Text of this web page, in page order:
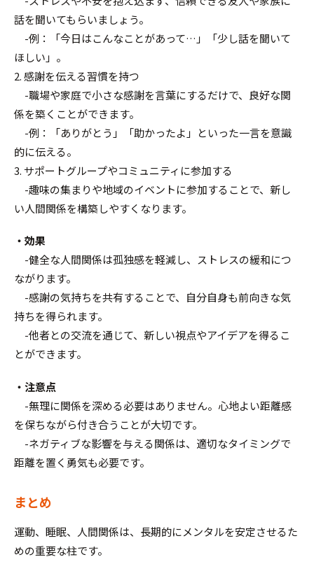
話を聞いてもらいましょう。
-例：「今日はこんなことがあって…」「少し話を聞いて
ほしい」。
2. 感謝を伝える習慣を持つ
-職場や家庭で小さな感謝を言葉にするだけで、良好な関
係を築くことができます。
-例：「ありがとう」「助かったよ」といった一言を意識
的に伝える。
3. サポートグループやコミュニティに参加する
-趣味の集まりや地域のイベントに参加することで、新し
い人間関係を構築しやすくなります。
・効果
-健全な人間関係は孤独感を軽減し、ストレスの緩和につ
ながります。
-感謝の気持ちを共有することで、自分自身も前向きな気
持ちを得られます。
-他者との交流を通じて、新しい視点やアイデアを得るこ
とができます。
・注意点
-無理に関係を深める必要はありません。心地よい距離感
を保ちながら付き合うことが大切です。
-ネガティブな影響を与える関係は、適切なタイミングで
距離を置く勇気も必要です。
まとめ
運動、睡眠、人間関係は、長期的にメンタルを安定させるた
めの重要な柱です。